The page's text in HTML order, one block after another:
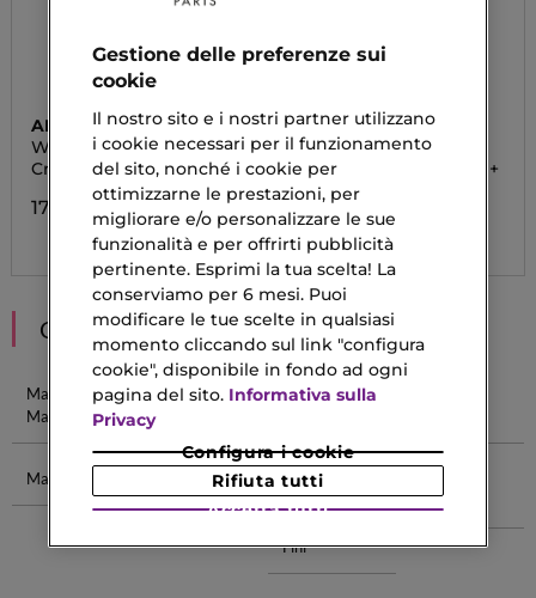
APIVITA
WINE ELIXIR
Crema Occhi
17,90 €
ESTÉE LAUDER
TURBO LASH
High Powered Volume +
Length Mascara
48,00 €
CONSIGLIATI PER TE
Mascara
Marrone
Crema Solare
100
Shampoo
Mascara Blu
Esfoliante
Shampoo
Volumizzante
Fini
Capelli
Gestione delle preferenze sui
cookie
Il nostro sito e i nostri partner utilizzano
i cookie necessari per il funzionamento
del sito, nonché i cookie per
ottimizzarne le prestazioni, per
migliorare e/o personalizzare le sue
funzionalità e per offrirti pubblicità
pertinente. Esprimi la tua scelta! La
conserviamo per 6 mesi. Puoi
modificare le tue scelte in qualsiasi
momento cliccando sul link "configura
cookie", disponibile in fondo ad ogni
pagina del sito. Informativa sulla
Privacy
Configura i cookie
Rifiuta tutti
Accetta tutti